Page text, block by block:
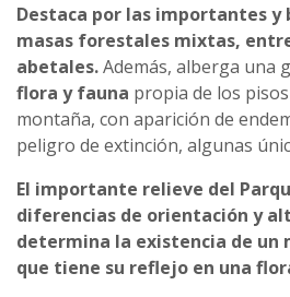
Destaca por las importantes y
masas forestales mixtas,
abetales.Además, alberga una
flora y fauna propia de los
montaña, con aparición de
peligro de extinción, algunas
El importante relieve del
diferencias de orientación y
determina la existencia de un
que tiene su reflejo en una